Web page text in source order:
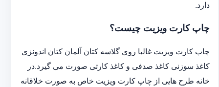
دارد.
چاپ کارت ویزیت چیست؟
چاپ کارت ویزیت غالبا روی گلاسه کتان آلمان کتان اندونزی
کاغذ سوزنی کاغذ صدفی و کاغذ کارتی صورت می گیرد.در
خانه طرح هایی از چاپ کارت ویزیت خاص به صورت خلاقانه